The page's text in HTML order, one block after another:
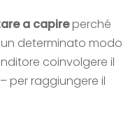
a capireperché
determinato modo
coinvolgere il
per raggiungere il